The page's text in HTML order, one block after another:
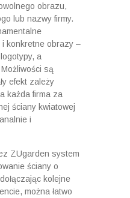
obrazu,
lub nazwy firmy.
konkretne obrazy –
a
są
efekt zależy
każda firma za
ściany kwiatowej
i
ZUgarden system
ściany o
kolejne
można łatwo